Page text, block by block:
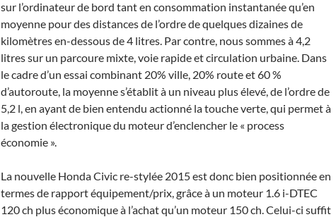
sur l’ordinateur de bord tant en consommation instantanée qu’en
moyenne pour des distances de l’ordre de quelques dizaines de
kilomètres en-dessous de 4 litres. Par contre, nous sommes à 4,2
litres sur un parcoure mixte, voie rapide et circulation urbaine. Dans
le cadre d’un essai combinant 20% ville, 20% route et 60 %
d’autoroute, la moyenne s’établit à un niveau plus élevé, de l’ordre de
5,2 l, en ayant de bien entendu actionné la touche verte, qui permet à
la gestion électronique du moteur d’enclencher le « process
économie ».
La nouvelle Honda Civic re-stylée 2015 est donc bien positionnée en
termes de rapport équipement/prix, grâce à un moteur 1.6 i-DTEC
120 ch plus économique à l’achat qu’un moteur 150 ch. Celui-ci suffit